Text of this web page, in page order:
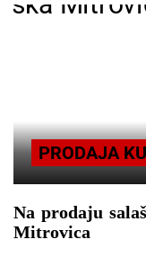
PRODAJA
Na prodaju
Mitrovica